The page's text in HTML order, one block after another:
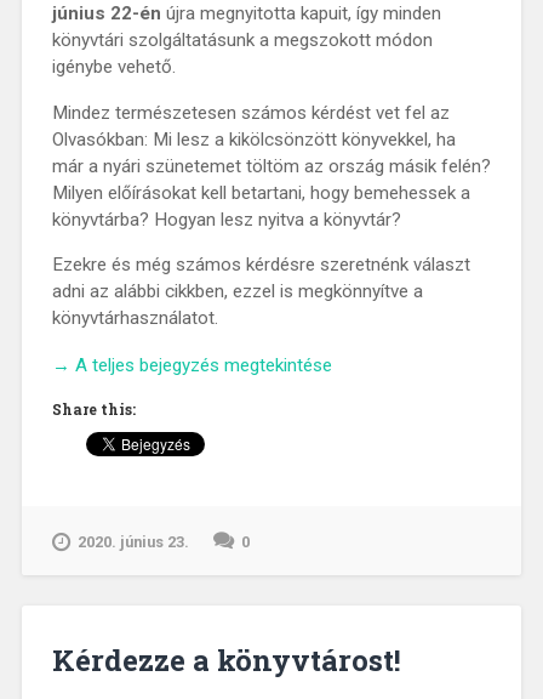
június 22-én újra megnyitotta kapuit, így minden
könyvtári szolgáltatásunk a megszokott módon
igénybe vehető.
Mindez természetesen számos kérdést vet fel az
Olvasókban: Mi lesz a kikölcsönzött könyvekkel, ha
már a nyári szünetemet töltöm az ország másik felén?
Milyen előírásokat kell betartani, hogy bemehessek a
könyvtárba? Hogyan lesz nyitva a könyvtár?
Ezekre és még számos kérdésre szeretnénk választ
adni az alábbi cikkben, ezzel is megkönnyítve a
könyvtárhasználatot.
„Nyitva
→ A teljes bejegyzés megtekintése
Share this:
2020. június 23. 0
Kérdezze a könyvtárost!